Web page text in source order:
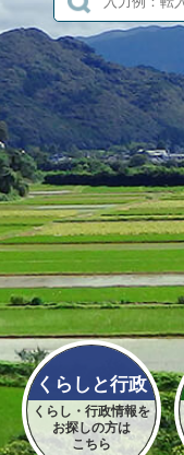
くらしと行政
くらし・行政情報を
お探しの方は
こちら